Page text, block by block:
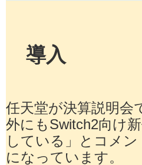
導入
任天堂が決算説明会
外にもSwitch2向け
している」とコメ
になっています。